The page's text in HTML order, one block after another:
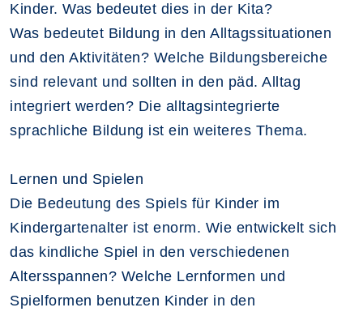
Kinder. Was bedeutet dies in der Kita?
Was bedeutet Bildung in den Alltagssituationen
und den Aktivitäten? Welche Bildungsbereiche
sind relevant und sollten in den päd. Alltag
integriert werden? Die alltagsintegrierte
sprachliche Bildung ist ein weiteres Thema.
Lernen und Spielen
Die Bedeutung des Spiels für Kinder im
Kindergartenalter ist enorm. Wie entwickelt sich
das kindliche Spiel in den verschiedenen
Altersspannen? Welche Lernformen und
Spielformen benutzen Kinder in den